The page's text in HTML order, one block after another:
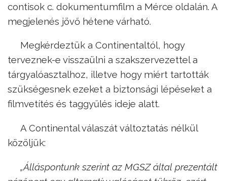
contisok c. dokumentumfilm a Mérce oldalán. A
megjelenés jövő hétene várható.
Megkérdeztük a Continentaltól, hogy
terveznek-e visszaülni a szakszervezettel a
tárgyalóasztalhoz, illetve hogy miért tartották
szükségesnek ezeket a biztonsági lépéseket a
filmvetítés és taggyűlés ideje alatt.
A Continental válaszát változtatás nélkül
közöljük:
„Álláspontunk szerint az MGSZ által prezentált